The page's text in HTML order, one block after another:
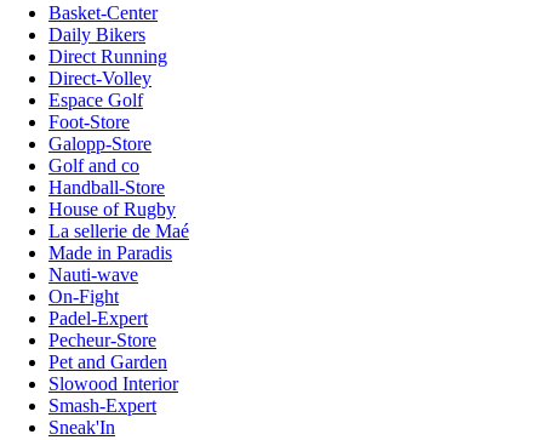
Basket-Center
Daily Bikers
Direct Running
Direct-Volley
Espace Golf
Foot-Store
Galopp-Store
Golf and co
Handball-Store
House of Rugby
La sellerie de Maé
Made in Paradis
Nauti-wave
On-Fight
Padel-Expert
Pecheur-Store
Pet and Garden
Slowood Interior
Smash-Expert
Sneak'In